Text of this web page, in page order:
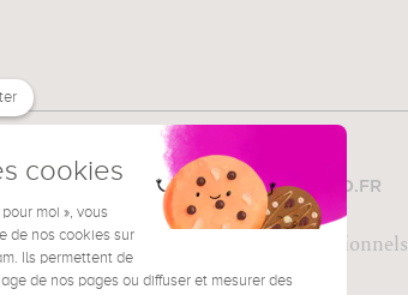
TOUT SURMUZÉO.FR
La société
Pour les professionnels
Presse
cookies
moi », vous
de nos cookies sur
Ils permettent de
de nos pages ou diffuser et mesurer des